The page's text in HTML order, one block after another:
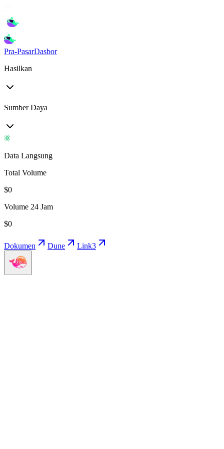
Pra-PasarDasbor
Hasilkan
Sumber Daya
Data Langsung
Total Volume
$0
Volume 24 Jam
$0
Dokumen Dune Link3